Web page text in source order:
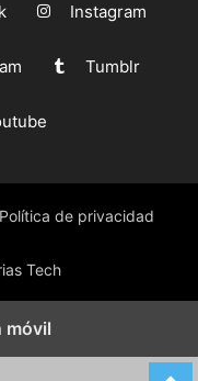
Instagram
Tumblr
Política de privacidad
Tech
móvil